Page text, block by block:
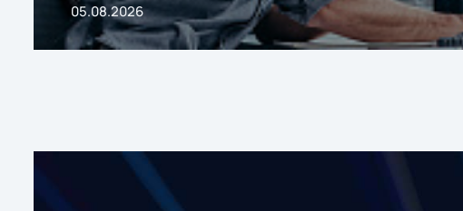
05.08.2026